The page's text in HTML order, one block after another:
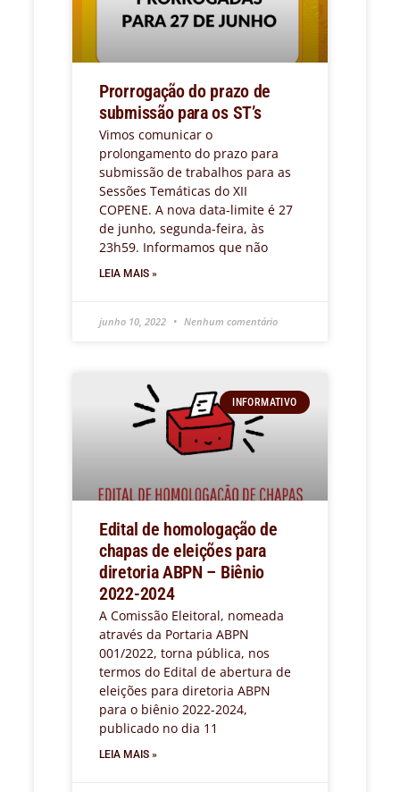
Prorrogação do prazo de
submissão para os ST’s
Vimos comunicar o
prolongamento do prazo para
submissão de trabalhos para as
Sessões Temáticas do XII
COPENE. A nova data-limite é 27
de junho, segunda-feira, às
23h59. Informamos que não
LEIA MAIS »
junho 10, 2022 Nenhum comentário
INFORMATIVO
Edital de homologação de
chapas de eleições para
diretoria ABPN – Biênio
2022-2024
A Comissão Eleitoral, nomeada
através da Portaria ABPN
001/2022, torna pública, nos
termos do Edital de abertura de
eleições para diretoria ABPN
para o biênio 2022-2024,
publicado no dia 11
LEIA MAIS »